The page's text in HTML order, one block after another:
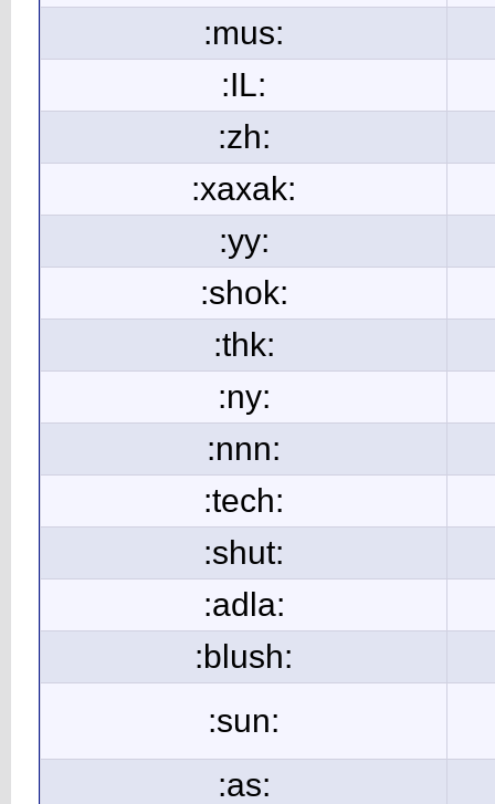
:mus:
:IL:
:zh:
:xaxak:
:yy:
:shok:
:thk:
:ny:
:nnn:
:tech:
:shut:
:adla:
:blush:
:sun:
:as: